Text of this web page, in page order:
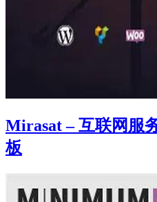
Mirasat – 互联网服
板